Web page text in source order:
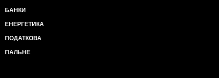
БАНКИ
ЕНЕРГЕТИКА
ПОДАТКОВА
ПАЛЬНЕ